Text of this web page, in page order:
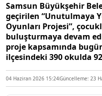
Samsun Büyükşehir
geçirilen “Unutulmaya
Oyunları Projesi”,
buluşturmaya devam
proje kapsamında
ilçesindeki 390 okulda
04 Haziran 2026 15:24Güncelleme: 23